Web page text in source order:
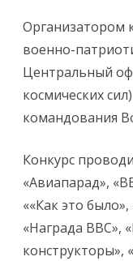
Организатором
военно-
Центральный
космических
командования
Конкурс
«Авиапарад»,
««Как это
«Награда ВВС»,
конструкторы»,